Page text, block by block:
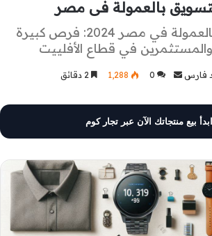
بالعمولة فى مصر
حجم التسويق بالعمولة في مصر 2024: فرص كبيرة
في قطاع الأفلييت
فارس
أرسل
إلكترونيا
0 1٬288
ابدأ بيع منتجاتك الآن عبر تجار كوم